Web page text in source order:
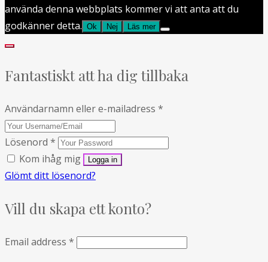
använda denna webbplats kommer vi att anta att du
godkänner detta. Ok Nej Läs mer
Fantastiskt att ha dig tillbaka
Användarnamn eller e-mailadress *
Lösenord *
Kom ihåg mig
Glömt ditt lösenord?
Vill du skapa ett konto?
Email address *